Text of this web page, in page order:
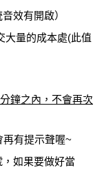
效有開啟）
大量的成本處(此值
鐘之內，不會再次
再有提示聲喔~
，如果要做好當